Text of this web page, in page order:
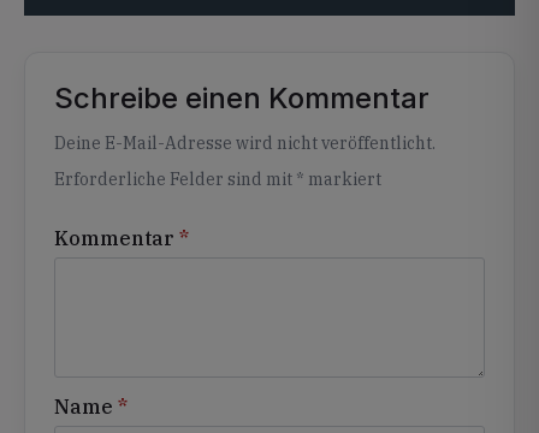
Schreibe einen Kommentar
Deine E-Mail-Adresse wird nicht veröffentlicht.
Erforderliche Felder sind mit * markiert
Kommentar *
Name *
Alternative: